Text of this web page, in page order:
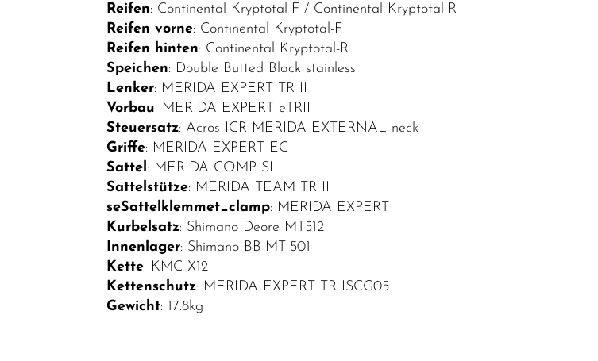
Reifen: Continental Kryptotal-F / Continental Kryptotal-R
Reifen vorne: Continental Kryptotal-F
Reifen hinten: Continental Kryptotal-R
Speichen: Double Butted Black stainless
Lenker: MERIDA EXPERT TR II
Vorbau: MERIDA EXPERT eTRII
Steuersatz: Acros ICR MERIDA EXTERNAL neck
Griffe: MERIDA EXPERT EC
Sattel: MERIDA COMP SL
Sattelstütze: MERIDA TEAM TR II
seSattelklemmet_clamp: MERIDA EXPERT
Kurbelsatz: Shimano Deore MT512
Innenlager: Shimano BB-MT-501
Kette: KMC X12
Kettenschutz: MERIDA EXPERT TR ISCG05
Gewicht: 17.8kg